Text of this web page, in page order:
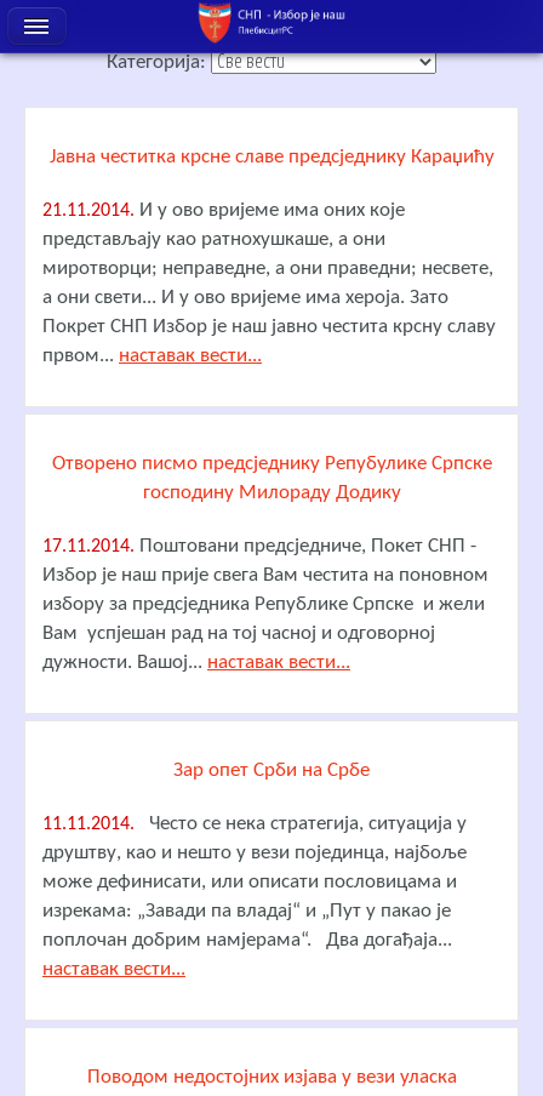
Категорија:
Јавна честитка крсне славе предсједнику Караџићу
21.11.2014. И у ово вријеме има оних које
представљају као ратнохушкаше, а они
миротворци; неправедне, а они праведни; несвете,
а они свети... И у ово вријеме има хероја. Зато
Покрет СНП Избор је наш јавно честита крсну славу
првом... наставак вести...
Отворено писмо предсједнику Репубулике Српске
господину Милораду Додику
17.11.2014. Поштовани предсједниче, Покет СНП -
Избор је наш прије свега Вам честита на поновном
избору за предсједника Републике Српске и жели
Вам успјешан рад на тој часној и одговорној
дужности. Вашој... наставак вести...
Зар опет Срби на Србе
11.11.2014. Често се нека стратегија, ситуација у
друштву, као и нешто у вези појединца, најбоље
може дефинисати, или описати пословицама и
изрекама: „Завади па владај“ и „Пут у пакао је
поплочан добрим намјерама“. Два догађаја...
наставак вести...
Поводом недостојних изјава у вези уласка